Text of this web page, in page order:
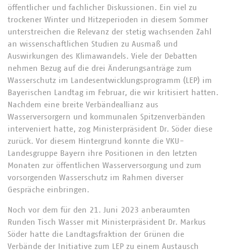
öffentlicher und fachlicher Diskussionen. Ein viel zu
trockener Winter und Hitzeperioden in diesem Sommer
unterstreichen die Relevanz der stetig wachsenden Zahl
an wissenschaftlichen Studien zu Ausmaß und
Auswirkungen des Klimawandels. Viele der Debatten
nehmen Bezug auf die drei Änderungsanträge zum
Wasserschutz im Landesentwicklungsprogramm (LEP) im
Bayerischen Landtag im Februar, die wir kritisiert hatten.
Nachdem eine breite Verbändeallianz aus
Wasserversorgern und kommunalen Spitzenverbänden
interveniert hatte, zog Ministerpräsident Dr. Söder diese
zurück. Vor diesem Hintergrund konnte die VKU-
Landesgruppe Bayern ihre Positionen in den letzten
Monaten zur öffentlichen Wasserversorgung und zum
vorsorgenden Wasserschutz im Rahmen diverser
Gespräche einbringen.
Noch vor dem für den 21. Juni 2023 anberaumten
Runden Tisch Wasser mit Ministerpräsident Dr. Markus
Söder hatte die Landtagsfraktion der Grünen die
Verbände der Initiative zum LEP zu einem Austausch